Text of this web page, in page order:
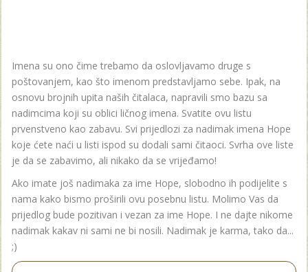
Imena su ono čime trebamo da oslovljavamo druge s
poštovanjem, kao što imenom predstavljamo sebe. Ipak, na
osnovu brojnih upita naših čitalaca, napravili smo bazu sa
nadimcima koji su oblici ličnog imena. Svatite ovu listu
prvenstveno kao zabavu. Svi prijedlozi za nadimak imena Hope
koje ćete naći u listi ispod su dodali sami čitaoci. Svrha ove liste
je da se zabavimo, ali nikako da se vrijeđamo!
Ako imate još nadimaka za ime Hope, slobodno ih podijelite s
nama kako bismo proširili ovu posebnu listu. Molimo Vas da
prijedlog bude pozitivan i vezan za ime Hope. I ne dajte nikome
nadimak kakav ni sami ne bi nosili. Nadimak je karma, tako da...
;)